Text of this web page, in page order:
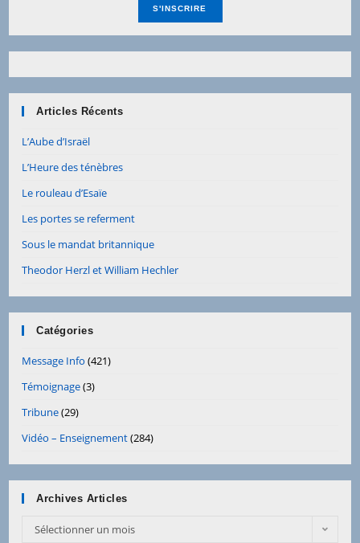
Articles Récents
L’Aube d’Israël
L’Heure des ténèbres
Le rouleau d’Esaïe
Les portes se referment
Sous le mandat britannique
Theodor Herzl et William Hechler
Catégories
Message Info (421)
Témoignage(3)
Tribune(29)
Vidéo – Enseignement(284)
Archives Articles
Sélectionner un mois